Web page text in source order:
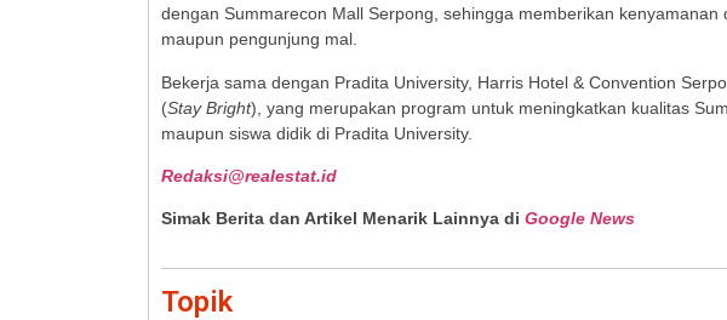
dengan Summarecon Mall Serpong, sehingga memberikan
maupun pengunjung mal.
Bekerja sama dengan Pradita University, Harris Hotel & Convention
(Stay Bright), yang merupakan program untuk meningkatkan kualitas
maupun siswa didik di Pradita University.
Redaksi@realestat.id
Simak Berita dan Artikel Menarik Lainnya di Google News
Topik